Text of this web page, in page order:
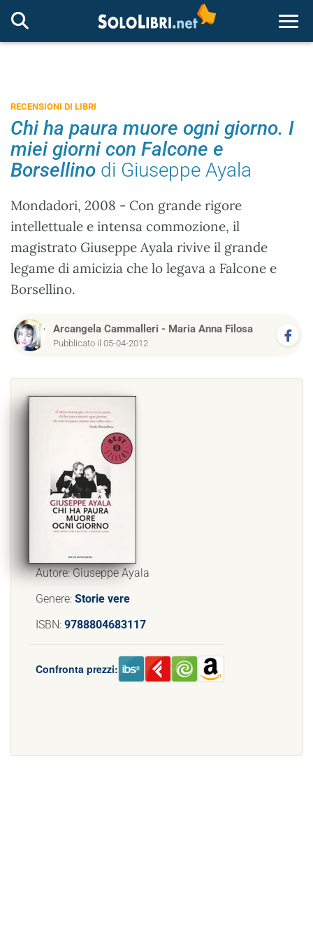
RECENSIONI DI LIBRI
Chi ha paura muore ogni giorno. I
miei giorni con Falcone e
Borsellino di Giuseppe Ayala
Mondadori, 2008 - Con grande rigore
intellettuale e intensa commozione, il
magistrato Giuseppe Ayala rivive il grande
legame di amicizia che lo legava a Falcone e
Borsellino.
Arcangela Cammalleri - Maria Anna Filosa
Pubblicato il 05-04-2012
Autore: Giuseppe Ayala
Genere: Storie vere
ISBN: 9788804683117
Confronta prezzi: